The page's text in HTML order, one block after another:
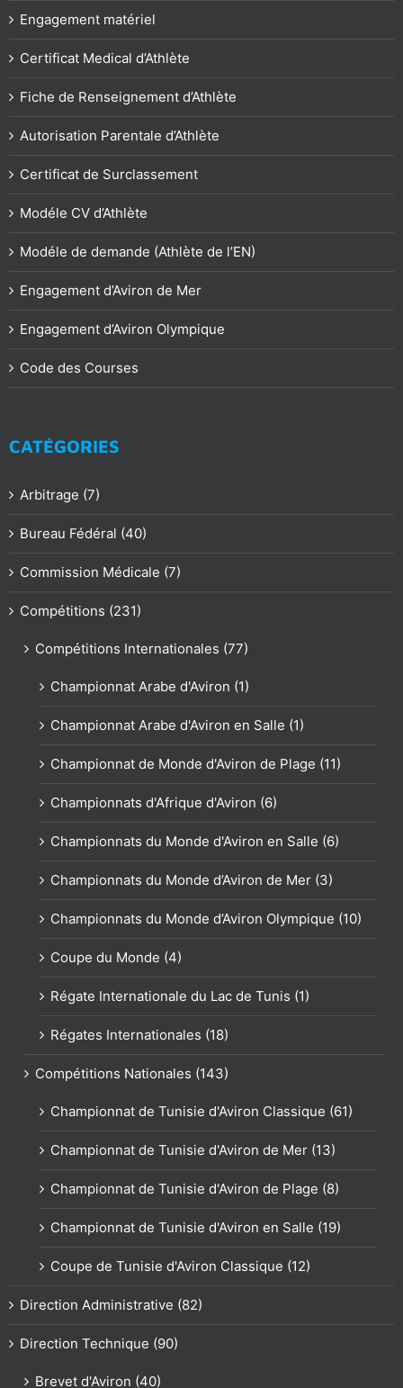
Engagement matériel
Certificat Medical d’Athlète
Fiche de Renseignement d’Athlète
Autorisation Parentale d’Athlète
Certificat de Surclassement
Modéle CV d’Athlète
Modéle de demande (Athlète de l’EN)
Engagement d’Aviron de Mer
Engagement d’Aviron Olympique
Code des Courses
CATÉGORIES
Arbitrage (7)
Bureau Fédéral (40)
Commission Médicale (7)
Compétitions (231)
Compétitions Internationales (77)
Championnat Arabe d'Aviron (1)
Championnat Arabe d'Aviron en Salle (1)
Championnat de Monde d'Aviron de Plage (11)
Championnats d'Afrique d'Aviron (6)
Championnats du Monde d'Aviron en Salle (6)
Championnats du Monde d’Aviron de Mer (3)
Championnats du Monde d’Aviron Olympique (10)
Coupe du Monde (4)
Régate Internationale du Lac de Tunis (1)
Régates Internationales (18)
Compétitions Nationales (143)
Championnat de Tunisie d'Aviron Classique (61)
Championnat de Tunisie d'Aviron de Mer (13)
Championnat de Tunisie d'Aviron de Plage (8)
Championnat de Tunisie d'Aviron en Salle (19)
Coupe de Tunisie d'Aviron Classique (12)
Direction Administrative (82)
Direction Technique (90)
Brevet d'Aviron (40)